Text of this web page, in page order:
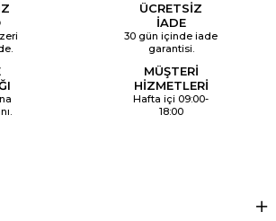
ÜCRETSİZ
İADE
30 gün içinde iade
garantisi.
MÜŞTERİ
HİZMETLERİ
Hafta içi 09:00-
18:00